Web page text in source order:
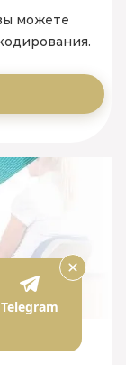
можете
Telegram